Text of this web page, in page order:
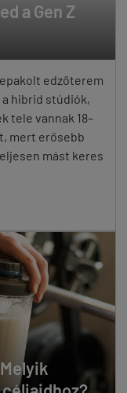
a Gen Z
edzőterem
hibrid stúdiók,
tele vannak 18–
mert erősebb
mást keres